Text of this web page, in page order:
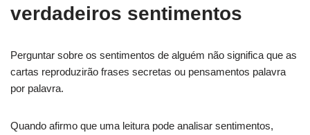
verdadeiros sentimentos
Perguntar sobre os sentimentos de alguém não significa que as
cartas reproduzirão frases secretas ou pensamentos palavra
por palavra.
Quando afirmo que uma leitura pode analisar sentimentos,